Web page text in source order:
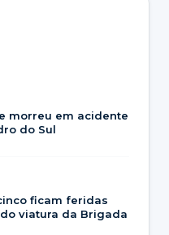
morreu em acidente
do Sul
ficam feridas
viatura da Brigada